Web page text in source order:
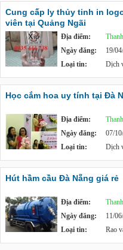
Cung cấp ly thủy tinh in
viên tại Quảng Ngãi
Địa điểm:
Ngày đăng:
19/
Loại tin:
Dịch
Học cắm hoa uy tính tại Đà
Địa điểm:
Ngày đăng:
07/
Loại tin:
Dịch
Hút hầm cầu Đà Nẵng giá rẻ
Địa điểm:
Ngày đăng:
11/
Loại tin:
Rao